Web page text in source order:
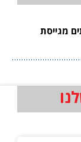
מגייסת